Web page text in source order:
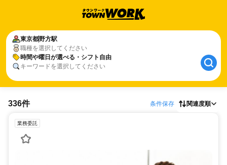
東京都野方駅
職種を選択してください
時間や曜日が選べる・シフト自由
キーワードを選択してください
336件 条件保存 関連度順
業務委託